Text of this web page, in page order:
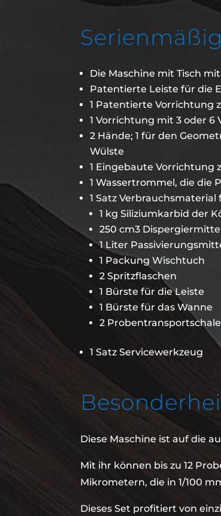
Die Maschine mit Tisch
Patentierte Leiste für die
1 Patentierte Vorrichtung
1 Vorrichtung mit 3 oder
2 Hände; 1 für den
Wülste
1 Eingebaute Vorrichtung
1 Wassertrommel, die die
1 Satz
1 kg Siliziumkarbid der
250 cm3
1 Liter
1 Packung Wischtuch
2 Spritzflaschen
1 Bürste für die Leiste
1 Bürste für das Wanne
2
1 Satz Servicewerkzeug
Diese Maschine ist auf die
Mit ihr können bis zu 12
Mikrometern, die in 1/100
Dieses Set profitiert von